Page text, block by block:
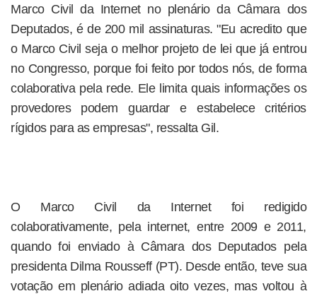
Marco Civil da Internet no plenário da Câmara dos
Deputados, é de 200 mil assinaturas. "Eu acredito que
o Marco Civil seja o melhor projeto de lei que já entrou
no Congresso, porque foi feito por todos nós, de forma
colaborativa pela rede. Ele limita quais informações os
provedores podem guardar e estabelece critérios
rígidos para as empresas", ressalta Gil.
O Marco Civil da Internet foi redigido
colaborativamente, pela internet, entre 2009 e 2011,
quando foi enviado à Câmara dos Deputados pela
presidenta Dilma Rousseff (PT). Desde então, teve sua
votação em plenário adiada oito vezes, mas voltou à